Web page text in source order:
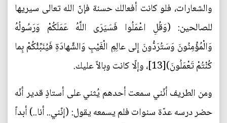
والشعارات، فلو كانت أفعالك حسنة فإنّ الله تعالى سيريها
للصالحين: (وَقُلِ اعْمَلُوا فَسَيَرَى اللَّهُ عَمَلَكُمْ وَرَسُولُهُ
وَالْمُؤْمِنُونَ وَسَتُرَدُّونَ إِلى‏ عالِمِ الْغَيْبِ وَالشَّهادَةِ فَيُنَبِّئُكُمْ بِما
كُنْتُمْ تَعْمَلُونَ)[13]، وإلّا كانت وبالاً عليك.
ومن الطريف أنّني سمعت أحدهم يُثني على أستاذٍ قدير أنّه
حضر درسه عدّة سنوات فلم يسمعه يقول: (إنّني.. أنا..) أبداً